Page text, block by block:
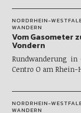
NORDRHEIN-
WANDERN
Vom Gasometer
Vondern
Rundwanderung in
Centro O am Rhein-
NORDRHEIN-
WANDERN